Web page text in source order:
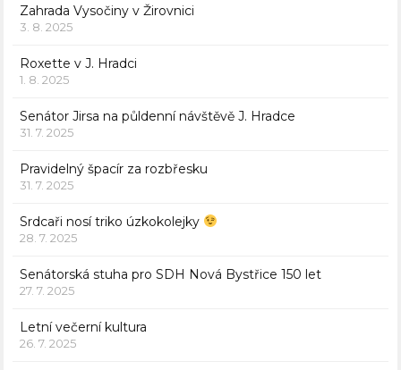
Zahrada Vysočiny v Žirovnici
3. 8. 2025
Roxette v J. Hradci
1. 8. 2025
Senátor Jirsa na půldenní návštěvě J. Hradce
31. 7. 2025
Pravidelný špacír za rozbřesku
31. 7. 2025
Srdcaři nosí triko úzkokolejky
28. 7. 2025
Senátorská stuha pro SDH Nová Bystřice 150 let
27. 7. 2025
Letní večerní kultura
26. 7. 2025